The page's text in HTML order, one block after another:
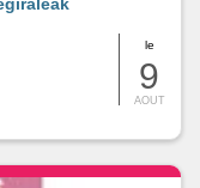
le
9
AOUT